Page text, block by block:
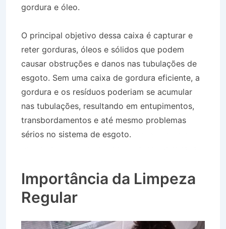
gordura e óleo.
O principal objetivo dessa caixa é capturar e
reter gorduras, óleos e sólidos que podem
causar obstruções e danos nas tubulações de
esgoto. Sem uma caixa de gordura eficiente, a
gordura e os resíduos poderiam se acumular
nas tubulações, resultando em entupimentos,
transbordamentos e até mesmo problemas
sérios no sistema de esgoto.
Importância da Limpeza
Regular